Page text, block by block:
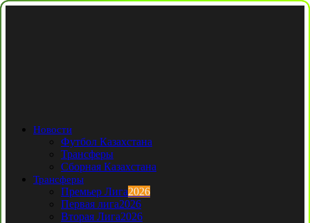
Новости
Футбол Казахстана
Трансферы
Сборная Казахстана
Трансферы
Премьер Лига2026
Первая лига2026
Вторая Лига2026